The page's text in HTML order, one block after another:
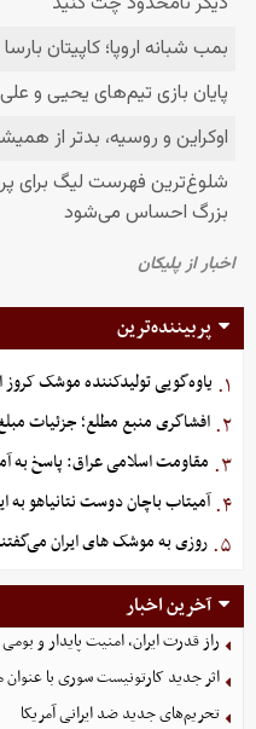
پربیننده‌ترین
۱. یاوه‌گویی تولیدکننده موشک کروز
۲. افشاگری منبع مطلع؛ جزئیات
۳. مقاومت اسلامی عراق: پاسخ به
۴. آمیتاب باچان دوست نتانیاهو به
۵. روزی به موشک‌ های ایران
آخرین اخبار
راز قدرت ایران، امنیت پایدار و
اثر جدید کارتونیست سوری با
تحریم‌های جدید ضد ایرانی آمریکا